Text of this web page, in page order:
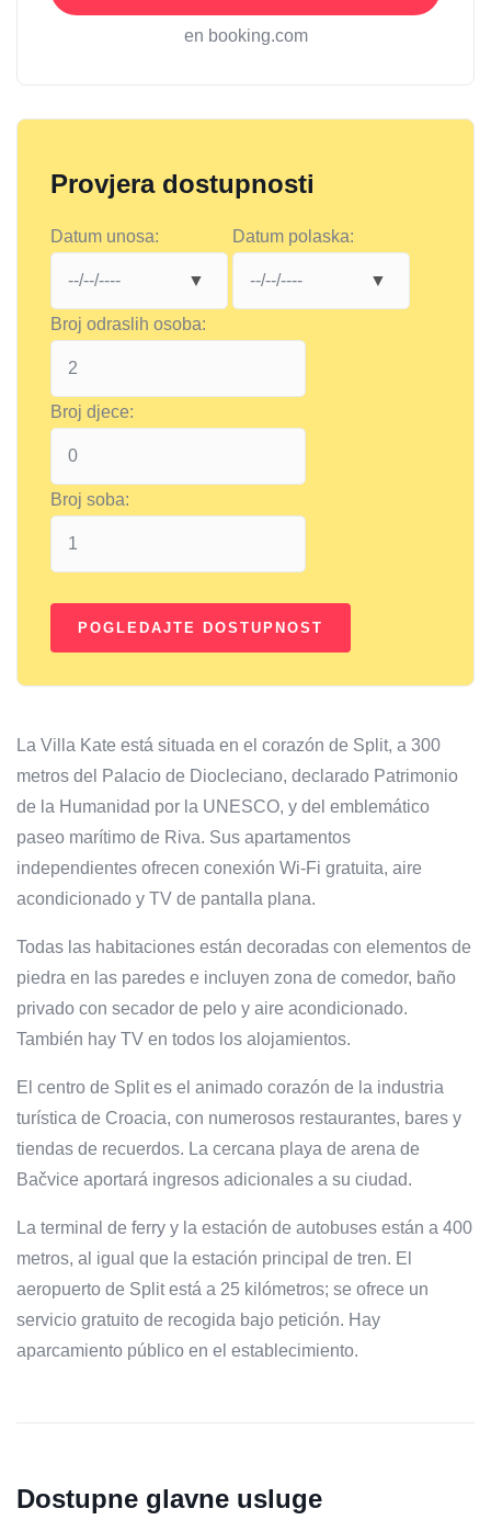
en booking.com
Provjera dostupnosti
Datum unosa: Datum polaska:
Broj odraslih osoba:
Broj djece:
Broj soba:
La Villa Kate está situada en el corazón de Split, a 300
metros del Palacio de Diocleciano, declarado Patrimonio
de la Humanidad por la UNESCO, y del emblemático
paseo marítimo de Riva. Sus apartamentos
independientes ofrecen conexión Wi-Fi gratuita, aire
acondicionado y TV de pantalla plana.
Todas las habitaciones están decoradas con elementos de
piedra en las paredes e incluyen zona de comedor, baño
privado con secador de pelo y aire acondicionado.
También hay TV en todos los alojamientos.
El centro de Split es el animado corazón de la industria
turística de Croacia, con numerosos restaurantes, bares y
tiendas de recuerdos. La cercana playa de arena de
Bačvice aportará ingresos adicionales a su ciudad.
La terminal de ferry y la estación de autobuses están a 400
metros, al igual que la estación principal de tren. El
aeropuerto de Split está a 25 kilómetros; se ofrece un
servicio gratuito de recogida bajo petición. Hay
aparcamiento público en el establecimiento.
Dostupne glavne usluge